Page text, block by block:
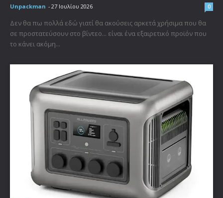
Unpackman - 27 Ιουλίου 2026 0
Δεν θα πω πολλά εδώ γιατί θα ακούσεις αρκετά χρήσιμα που θα
σε προστατεύσουν στο βίντεο... είναι ένα εξαιρετικό προϊόν που
το κάνει ακόμη...